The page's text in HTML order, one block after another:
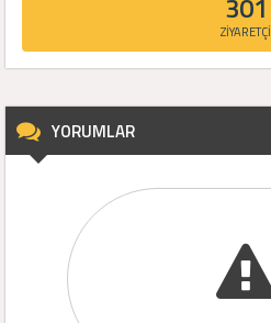
ZİYARETÇİ
YORUMLAR